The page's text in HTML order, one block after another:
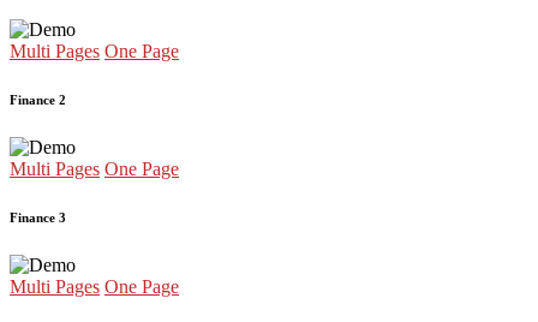
Multi Pages One Page
Finance 2
Multi Pages One Page
Finance 3
Multi Pages One Page